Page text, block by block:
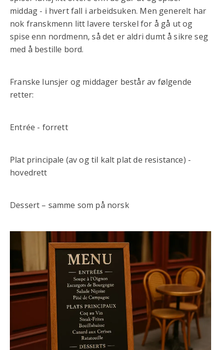
middag - i hvert fall i arbeidsuken. Men generelt har
nok franskmenn litt lavere terskel for å gå ut og
spise enn nordmenn, så det er aldri dumt å sikre seg
med å bestille bord.
Franske lunsjer og middager består av følgende
retter:
Entrée - forrett
Plat principale (av og til kalt plat de resistance) -
hovedrett
Dessert – samme som på norsk